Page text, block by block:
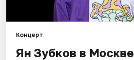
Площадки
Концерт
Ян Зубков в Москве